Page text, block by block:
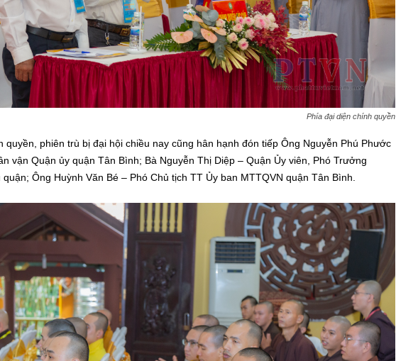
Phía đại diện chính quyền
quyền, phiên trù bị đại hội chiều nay cũng hân hạnh đón tiếp Ông Nguyễn Phú Phước
vận Quận ủy quận Tân Bình; Bà Nguyễn Thị Diệp – Quận Ủy viên, Phó Trưởng
quận; Ông Huỳnh Văn Bé – Phó Chủ tịch TT Ủy ban MTTQVN quận Tân Bình.